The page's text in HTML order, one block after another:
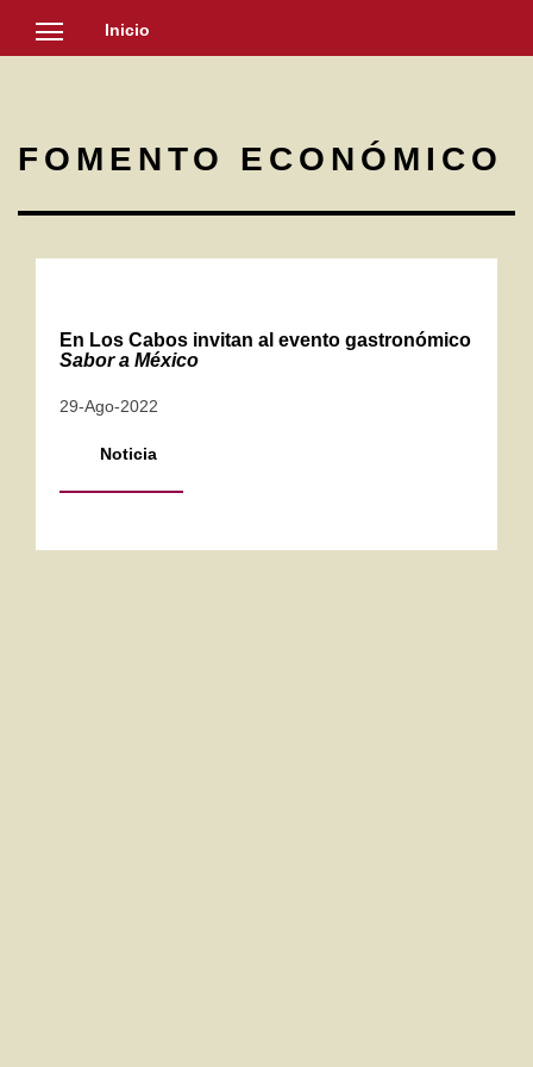
Inicio
SOCIEDAD
NOTICIAS
FOMENTO ECONÓMICO
En Los Cabos invitan al evento gastronómico
Sabor a México
29-Ago-2022
Noticia